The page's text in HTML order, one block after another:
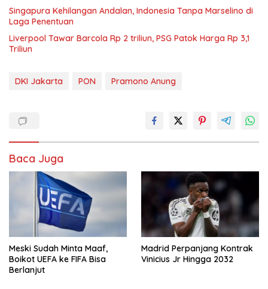
Singapura Kehilangan Andalan, Indonesia Tanpa Marselino di
Laga Penentuan
Liverpool Tawar Barcola Rp 2 triliun, PSG Patok Harga Rp 3,1
Triliun
DKI Jakarta PON Pramono Anung
Baca Juga
Meski Sudah Minta Maaf,
Boikot UEFA ke FIFA Bisa
Berlanjut
Madrid Perpanjang Kontrak
Vinicius Jr Hingga 2032